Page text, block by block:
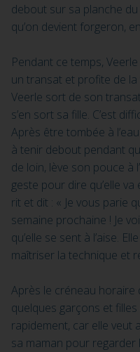
debout sur sa planche
qu’on devient forgeron,
Pendant ce temps,
un transat et profite de la
Veerle sort de son
s’en sort sa fille. C’est
Après être tombée à
à tenir debout pendant
de loin, lève son pouce à
geste pour dire qu’elle
rit et dit : « Je vous parie
semaine prochaine ! Je
qu’elle se sent à l’aise.
maîtriser la technique et
Après le créneau horaire
quelques garçons et filles
rapidement, car elle veut
sa maman pour regarder